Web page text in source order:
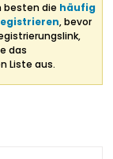
besten die häufig
, bevor
das
Liste aus.